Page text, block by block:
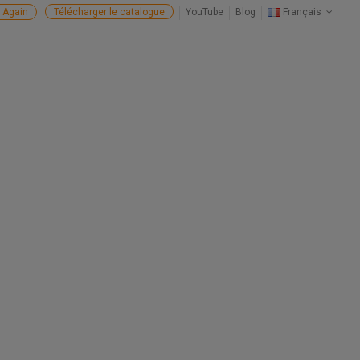
Français
Blog
YouTube
Télécharger le catalogue
Again